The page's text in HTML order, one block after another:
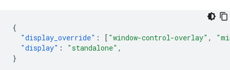
{
"display_override" : [ "window-control-overlay" ,
"display" : "standalone" ,
}